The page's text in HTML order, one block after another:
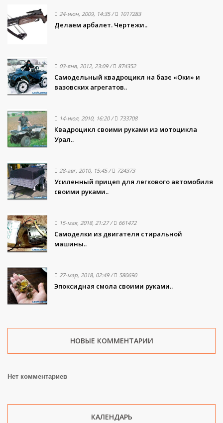
24-июн, 2009, 14:35/ 1017283
Делаем арбалет. Чертежи..
03-янв, 2012, 23:09/ 874352
Самодельный квадроцикл на базе «Оки» и
вазовских агрегатов..
14-июл, 2010, 16:20/ 733708
Квадроцикл своими руками из мотоцикла
Урал..
28-авг, 2010, 15:45/ 724373
Усиленный прицеп для легкового автомобиля
своими руками..
15-мая, 2018, 21:27/ 661472
Самоделки из двигателя стиральной
машины..
27-мар, 2018, 02:49/ 580690
Эпоксидная смола своими руками..
НОВЫЕ КОММЕНТАРИИ
Нет комментариев
КАЛЕНДАРЬ